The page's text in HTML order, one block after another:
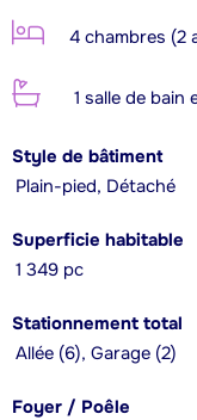
4 chambres (2
1 salle de bain
Style de bâtiment
Plain-pied, Détaché
Superficie habitable
1 349 pc
Stationnement total
Allée (6), Garage (2)
Foyer / Poêle